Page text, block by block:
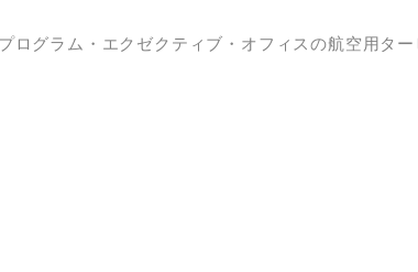
ログラム・エクゼクティブ・オフィスの航空用タ